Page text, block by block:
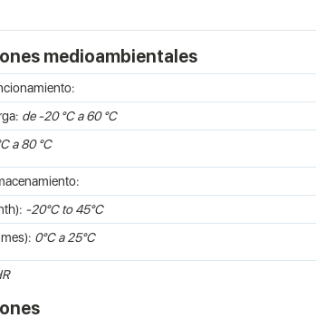
medioambientales
de -20 °C a 60 °C
a 80 °C
-20°C to 45°C
0°C a 25°C